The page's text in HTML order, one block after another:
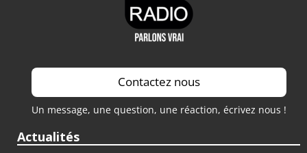
Contactez nous
Un message, une question, une réaction, écrivez nous !
Actualités